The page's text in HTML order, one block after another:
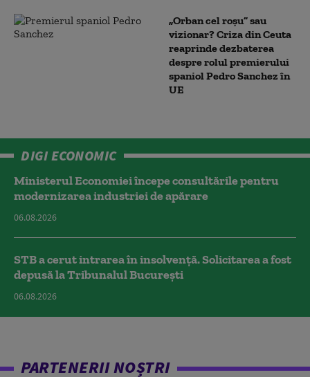
„Orban cel roșu” sau
vizionar? Criza din Ceuta
reaprinde dezbaterea
despre rolul premierului
spaniol Pedro Sanchez în
UE
DIGI ECONOMIC
Ministerul Economiei începe consultările pentru
modernizarea industriei de apărare
06.08.2026
STB a cerut intrarea în insolvență. Solicitarea a fost
depusă la Tribunalul București
06.08.2026
PARTENERII NOȘTRI